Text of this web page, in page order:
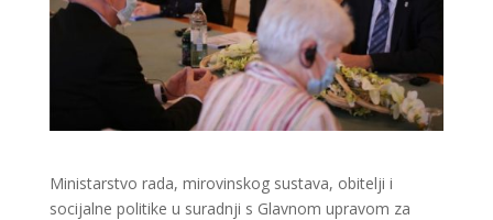
Ministarstvo rada, mirovinskog sustava, obitelji i
socijalne politike u suradnji s Glavnom upravom za